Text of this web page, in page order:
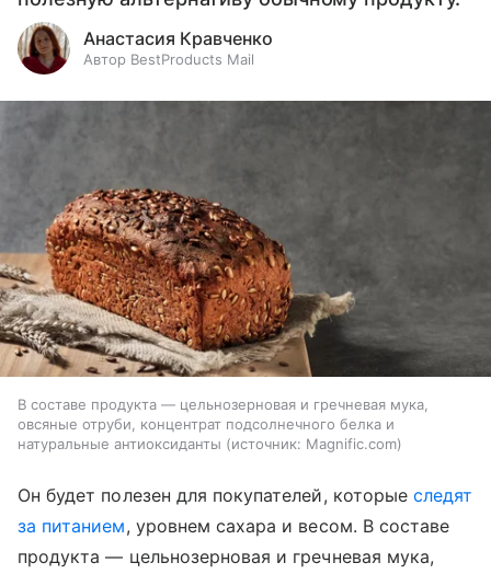
Анастасия Кравченко
Автор BestProducts Mail
В составе продукта — цельнозерновая и гречневая мука,
овсяные отруби, концентрат подсолнечного белка и
натуральные антиоксиданты
источник: Magnific.com
Он будет полезен для покупателей, которыеследят
за питанием, уровнем сахара и весом. В составе
продукта — цельнозерновая и гречневая мука,